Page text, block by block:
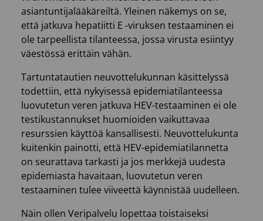
asiantuntijalääkäreiltä. Yleinen näkemys on se,
että jatkuva hepatiitti E -viruksen testaaminen ei
ole tarpeellista tilanteessa, jossa virusta esiintyy
väestössä erittäin vähän.
Tartuntatautien neuvottelukunnan käsittelyssä
todettiin, että nykyisessä epidemiatilanteessa
luovutetun veren jatkuva HEV-testaaminen ei ole
testikustannukset huomioiden vaikuttavaa
resurssien käyttöä kansallisesti. Neuvottelukunta
kuitenkin painotti, että HEV-epidemiatilannetta
on seurattava tarkasti ja jos merkkejä uudesta
epidemiasta havaitaan, luovutetun veren
testaaminen tulee viiveettä käynnistää uudelleen.
Näin ollen Veripalvelu lopettaa toistaiseksi